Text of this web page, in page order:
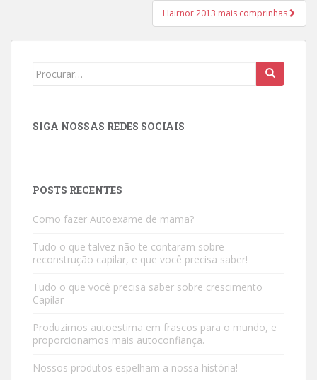
Hairnor 2013 mais comprinhas
Search
SIGA NOSSAS REDES SOCIAIS
POSTS RECENTES
Como fazer Autoexame de mama?
Tudo o que talvez não te contaram sobre
reconstrução capilar, e que você precisa saber!
Tudo o que você precisa saber sobre crescimento
Capilar
Produzimos autoestima em frascos para o mundo, e
proporcionamos mais autoconfiança.
Nossos produtos espelham a nossa história!